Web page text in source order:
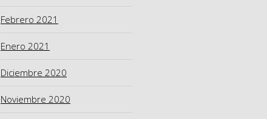
Febrero 2021
Enero 2021
Diciembre 2020
Noviembre 2020